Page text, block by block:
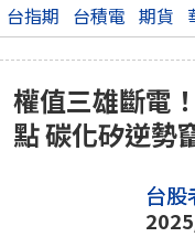
台指期 台積電 期貨
權值三雄斷電
點 碳化矽逆勢
台股